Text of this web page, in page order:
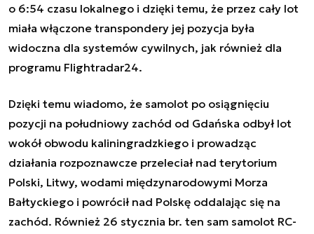
o 6:54 czasu lokalnego i dzięki temu, że przez cały lot
miała włączone transpondery jej pozycja była
widoczna dla systemów cywilnych, jak również dla
programu Flightradar24.
Dzięki temu wiadomo, że samolot po osiągnięciu
pozycji na południowy zachód od Gdańska odbył lot
wokół obwodu kaliningradzkiego i prowadząc
działania rozpoznawcze przeleciał nad terytorium
Polski, Litwy, wodami międzynarodowymi Morza
Bałtyckiego i powrócił nad Polskę oddalając się na
zachód. Również 26 stycznia br. ten sam samolot RC-